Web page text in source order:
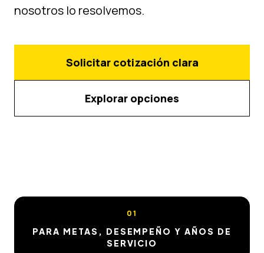
nosotros lo resolvemos.
Solicitar cotización clara
Explorar opciones
01
PARA METAS, DESEMPEÑO Y AÑOS DE
SERVICIO